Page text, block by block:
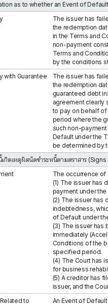
as to whether an Event of
The issuer has
the redemption
in the Terms and
non-payment
Terms and
by the conditions
with Guarantee
The issuer has
the redemption
guaranteed debt
agreement clearly
to pay on behalf of
period where the
such non-
Default under the
be determined by
เกิดเหตุผิดนัดชำระหนี้ตามตราสาร
The occurrence
(1) The issuer has
payment under
(2) The issuer has
indebtedness,
of Default under
(3) The issuer has
immediately
Conditions of the
specified period.
(4) The Court has
for business
(5) A creditor has
issuer, and the
to
An Event of